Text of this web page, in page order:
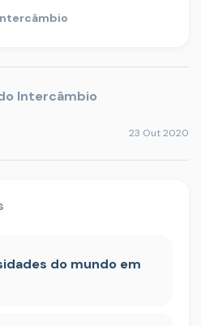
Intercâmbio
23 Out 2020
do mundo em